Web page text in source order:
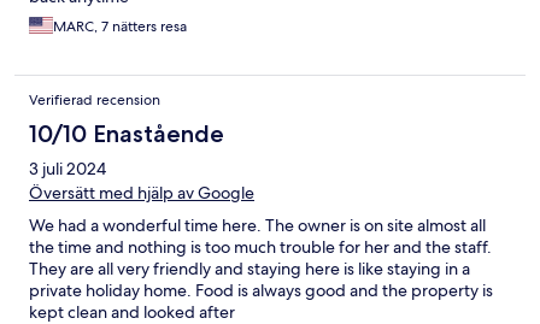
MARC, 7 nätters resa
Verifierad recension
10/10 Enastående
3 juli 2024
Översätt med hjälp av Google
We had a wonderful time here. The owner is on site almost all
the time and nothing is too much trouble for her and the staff.
They are all very friendly and staying here is like staying in a
private holiday home. Food is always good and the property is
kept clean and looked after